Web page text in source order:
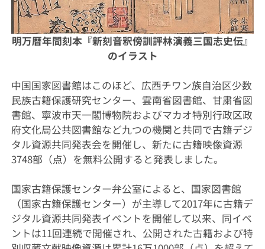
明万暦年間刻本『新刻音釈傍訓評林演義三国志史伝』
のイラスト
中国国家図書館はこのほど、広西チワン族自治区少数
民族古籍保護研究センター、雲南省図書館、甘粛省図
書館、寧波市天一閣博物院およびマカオ特別行政区政
府文化局公共図書館など九つの機関と共同で古籍デジ
タル資源共同発表会を開催し、新たに古籍映像資源
3748部（点）を無料公開すると発表しました。
国家古籍保護センター弁公室によると、国家図書館
（国家古籍保護センター）が主導して2017年に古籍デ
ジタル資源共同発表イベントを開催して以来、同イベ
ントは11回連続で開催され、公開された古籍および特